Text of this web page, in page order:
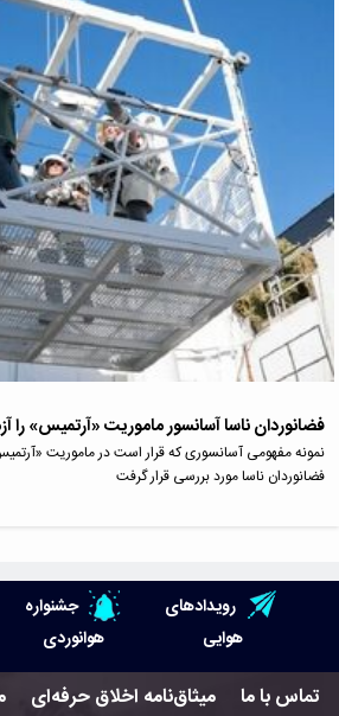
فضانوردان ناسا آسانسور ماموریت «آرتمیس» را
نمونه مفهومی آسانسوری که قرار است در ماموریت
فضانوردان ناسا مورد بررسی قرار گرفت
رویدادهای
هوایی
جشنواره
هوانوردی
تماس با ما میثاق‌نامه اخلاق حرفه‌ای